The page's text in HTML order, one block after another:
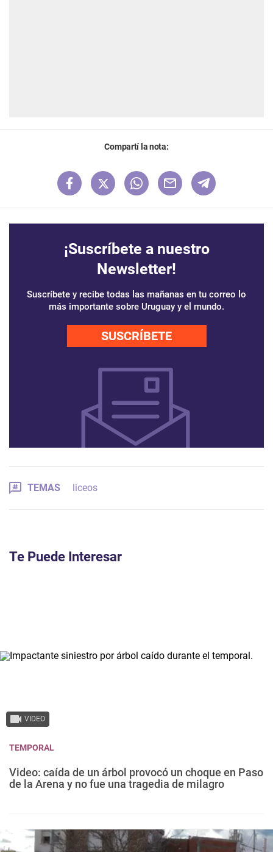
Compartí la nota:
¡Suscríbete a nuestro
Newsletter!
Suscríbete y recibe todas las mañanas en tu correo lo
más importante sobre Uruguay y el mundo.
SUSCRÍBETE
TEMAS liceos
Te Puede Interesar
VIDEO
TEMPORAL
Video: caída de un árbol provocó un choque en Paso
de la Arena y no fue una tragedia de milagro